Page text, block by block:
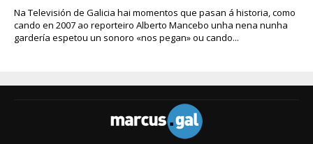
Na Televisión de Galicia hai momentos que pasan á historia, como
cando en 2007 ao reporteiro Alberto Mancebo unha nena nunha
gardería espetou un sonoro «nos pegan» ou cando...